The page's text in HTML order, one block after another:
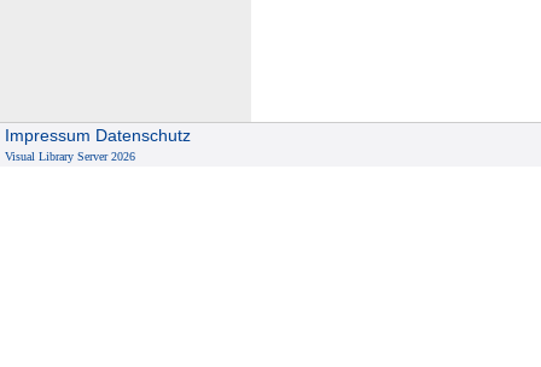
Impressum Datenschutz
Visual Library Server 2026